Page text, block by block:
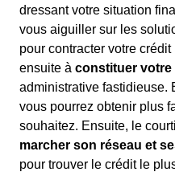
dressant votre situation
vous aiguiller sur les
pour contracter votre
ensuite à constituer votre
administrative fastidieuse.
vous pourrez obtenir plus
souhaitez. Ensuite, le
marcher son réseau et
pour trouver le crédit le